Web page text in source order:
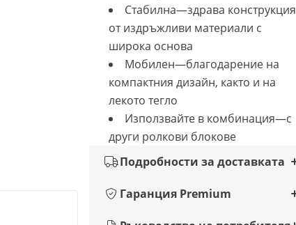
Стабилна—здрава конструкция
от издръжливи материали с
широка основа
Мобилен—благодарение на
компактния дизайн, както и на
лекото тегло
Използвайте в комбинация—с
други ролкови блокове
Подробности за доставката
Гаранция Premium